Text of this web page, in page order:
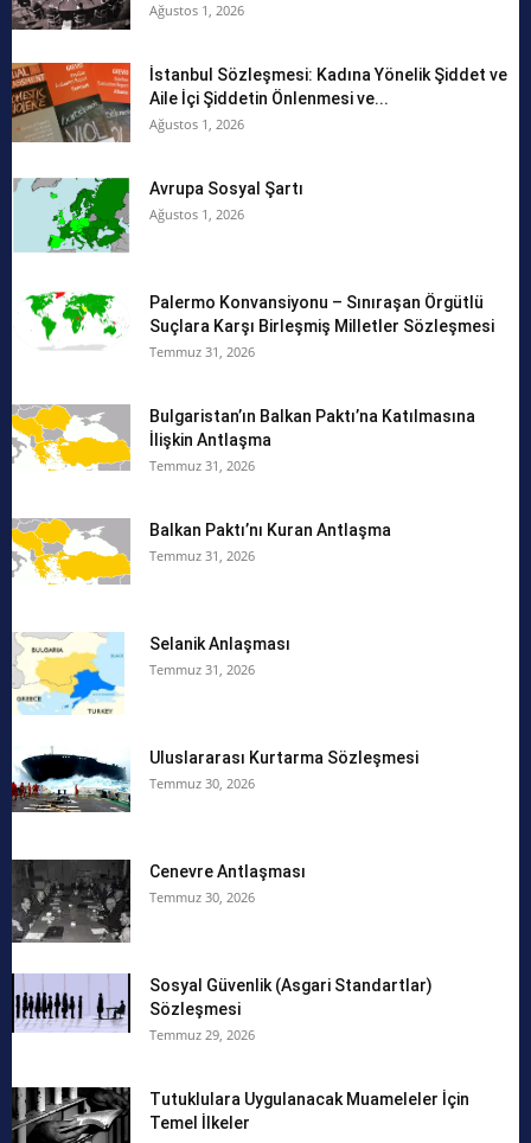
Ağustos 1, 2026
İstanbul Sözleşmesi: Kadına Yönelik Şiddet ve
Aile İçi Şiddetin Önlenmesi ve...
Ağustos 1, 2026
Avrupa Sosyal Şartı
Ağustos 1, 2026
Palermo Konvansiyonu – Sınıraşan Örgütlü
Suçlara Karşı Birleşmiş Milletler Sözleşmesi
Temmuz 31, 2026
Bulgaristan’ın Balkan Paktı’na Katılmasına
İlişkin Antlaşma
Temmuz 31, 2026
Balkan Paktı’nı Kuran Antlaşma
Temmuz 31, 2026
Selanik Anlaşması
Temmuz 31, 2026
Uluslararası Kurtarma Sözleşmesi
Temmuz 30, 2026
Cenevre Antlaşması
Temmuz 30, 2026
Sosyal Güvenlik (Asgari Standartlar)
Sözleşmesi
Temmuz 29, 2026
Tutuklulara Uygulanacak Muameleler İçin
Temel İlkeler